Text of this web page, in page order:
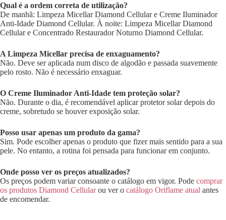
Qual é a ordem correta de utilização?
De manhã: Limpeza Micellar Diamond Cellular e Creme Iluminador
Anti-Idade Diamond Cellular. À noite: Limpeza Micellar Diamond
Cellular e Concentrado Restaurador Noturno Diamond Cellular.
A Limpeza Micellar precisa de enxaguamento?
Não. Deve ser aplicada num disco de algodão e passada suavemente
pelo rosto. Não é necessário enxaguar.
O Creme Iluminador Anti-Idade tem proteção solar?
Não. Durante o dia, é recomendável aplicar protetor solar depois do
creme, sobretudo se houver exposição solar.
Posso usar apenas um produto da gama?
Sim. Pode escolher apenas o produto que fizer mais sentido para a sua
pele. No entanto, a rotina foi pensada para funcionar em conjunto.
Onde posso ver os preços atualizados?
Os preços podem variar consoante o catálogo em vigor. Pode comprar
os produtos Diamond Cellularou ver o catálogo Oriflame atual antes
de encomendar.